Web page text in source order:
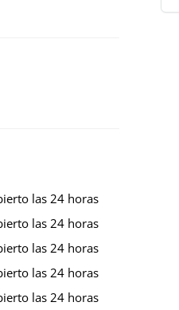
las 24 horas
las 24 horas
las 24 horas
las 24 horas
las 24 horas